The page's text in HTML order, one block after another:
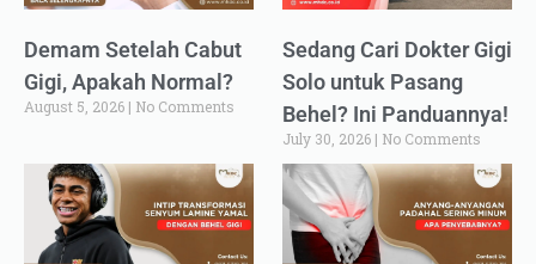
Demam Setelah Cabut
Gigi, Apakah Normal?
August 5, 2026 No Comments
Sedang Cari Dokter Gigi
Solo untuk Pasang
Behel? Ini Panduannya!
July 30, 2026 No Comments